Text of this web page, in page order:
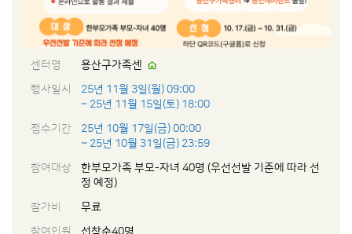
센터명
용산구가족센
행사일시
25년 11월 3일(월) 09:00
~ 25년 11월 15일(토) 18:00
접수기간
25년 10월 17일(금) 00:00
~ 25년 10월 31일(금) 23:59
참여대상
한부모가족 부모-자녀 40명 (우선선발 기준에 따라 선
정 예정)
참가비
무료